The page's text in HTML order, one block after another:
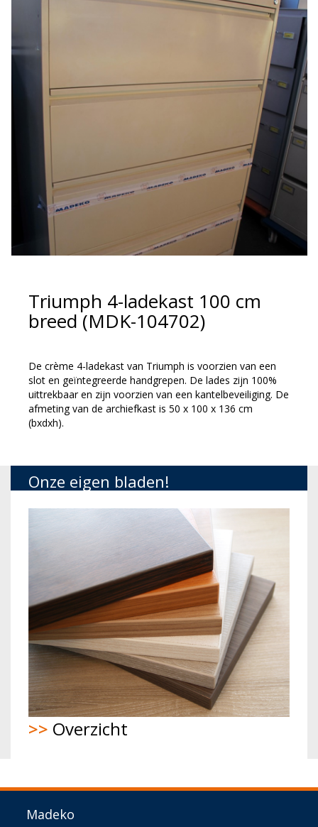
Triumph 4-ladekast 100 cm
breed (MDK-104702)
De crème 4-ladekast van Triumph is voorzien van een
slot en geïntegreerde handgrepen. De lades zijn 100%
uittrekbaar en zijn voorzien van een kantelbeveiliging. De
afmeting van de archiefkast is 50 x 100 x 136 cm
(bxdxh).
Onze eigen bladen!
>> Overzicht
Madeko